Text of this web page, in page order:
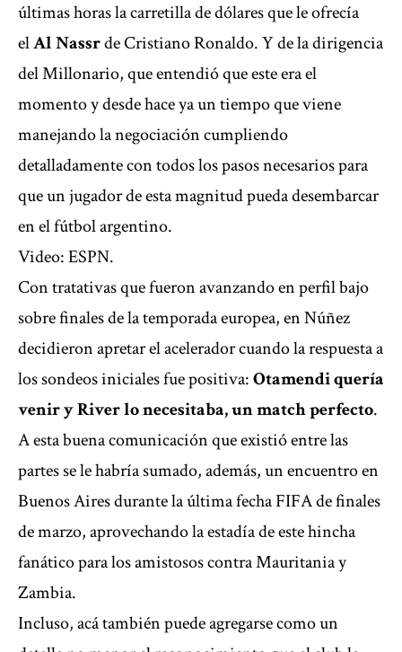
últimas horas la carretilla de dólares que le ofrecía
elAl Nassrde Cristiano Ronaldo. Y de la dirigencia
del Millonario, que entendió que este era el
momento y desde hace ya un tiempo que viene
manejando la negociación cumpliendo
detalladamente con todos los pasos necesarios para
que un jugador de esta magnitud pueda desembarcar
en el fútbol argentino.
Video: ESPN.
Con tratativas que fueron avanzando en perfil bajo
sobre finales de la temporada europea, en Núñez
decidieron apretar el acelerador cuando la respuesta a
los sondeos iniciales fue positiva:Otamendi quería
venir y River lo necesitaba, un match perfecto.
A esta buena comunicación que existió entre las
partes se le habría sumado, además, un encuentro en
Buenos Aires durante la última fecha FIFA de finales
de marzo, aprovechando la estadía de este hincha
fanático para los amistosos contra Mauritania y
Zambia.
Incluso, acá también puede agregarse como un